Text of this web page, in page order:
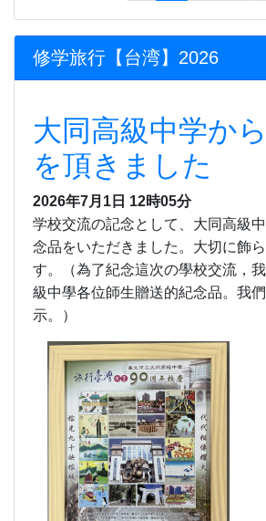
修学旅行【台湾】2026
大同高級中学か
を頂きました
2026年7月1日 12時05分
学校交流の記念として、大同高級
念品をいただきました。大切に飾
す。（為了紀念這次の學校交流，
級中學各位師生贈送的紀念品。我
示。）